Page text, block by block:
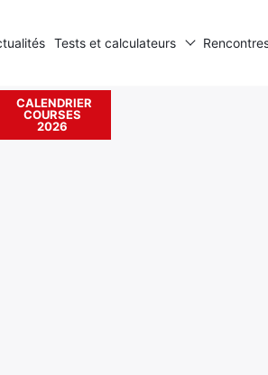
Tests et calculateurs
CALENDRIER
COURSES
2026